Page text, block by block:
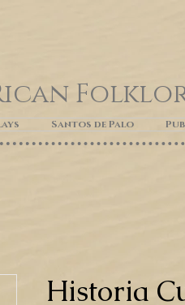
Santos de Palo
Historia